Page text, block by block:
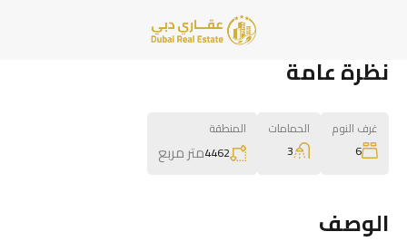
نظرة عامة
غرف النوم
6
الحمامات
3
المنطقة
4462متر مربع
الوصف